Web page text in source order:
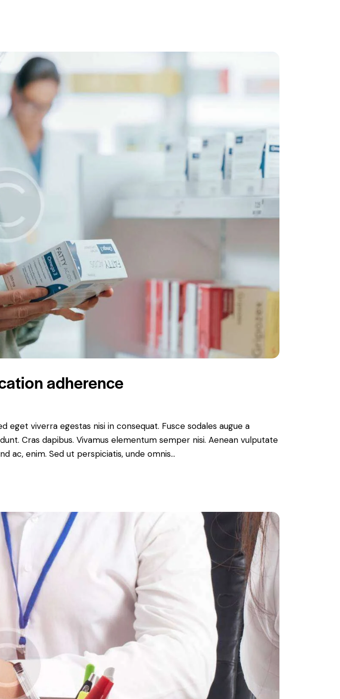
adherence
eget viverra egestas nisi in consequat. Fusce sodales augue a
Cras dapibus. Vivamus elementum semper nisi. Aenean vulputate
ac, enim. Sed ut perspiciatis, unde omnis…